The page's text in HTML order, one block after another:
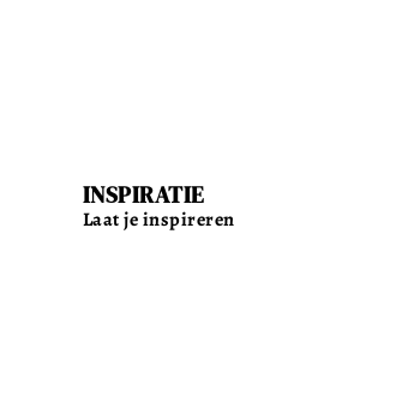
INSPIRATIE
Laat je inspireren